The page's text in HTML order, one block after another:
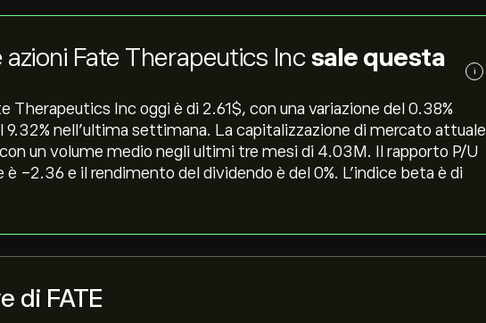
azioni Fate Therapeutics Incsale questa
i
Therapeutics Inc oggi è di 2.61‎$‎, con una variazione del ‎0.38‎%
‎9.32‎% nell'ultima settimana. La capitalizzazione di mercato attuale
un volume medio negli ultimi tre mesi di 4.03M. Il rapporto P/U
è -2.36 e il rendimento del dividendo è del 0%. L'indice beta è di
di FATE